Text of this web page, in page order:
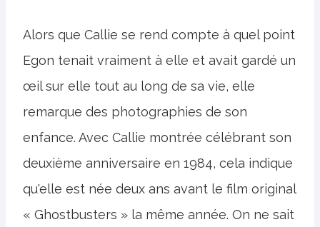
Alors que Callie se rend compte à quel point
Egon tenait vraiment à elle et avait gardé un
œil sur elle tout au long de sa vie, elle
remarque des photographies de son
enfance. Avec Callie montrée célébrant son
deuxième anniversaire en 1984, cela indique
qu'elle est née deux ans avant le film original
« Ghostbusters » la même année. On ne sait